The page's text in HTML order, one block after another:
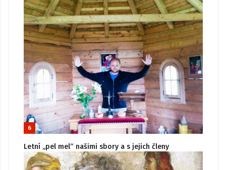
6
Letní „pel mel“ našimi sbory a s jejich členy